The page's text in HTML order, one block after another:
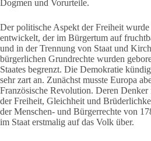
Dogmen und Vorurteile.
Der politische Aspekt der Freiheit wurde
entwickelt, der im Bürgertum auf
und in der Trennung von Staat und
bürgerlichen Grundrechte wurden
Staates begrenzt. Die Demokratie
sehr zart an. Zunächst musste Europa
Französische Revolution. Deren
der Freiheit, Gleichheit und
der Menschen- und Bürgerrechte von
im Staat erstmalig auf das Volk über.